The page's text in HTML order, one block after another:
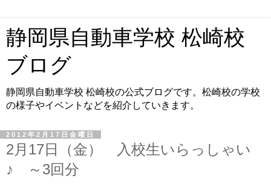
静岡県自動車学校 松崎校
ブログ
静岡県自動車学校 松崎校の公式ブログです。松崎校の学校
の様子やイベントなどを紹介していきます。
2012年2月17日金曜日
2月17日（金） 入校生いらっしゃい
♪ ～3回分